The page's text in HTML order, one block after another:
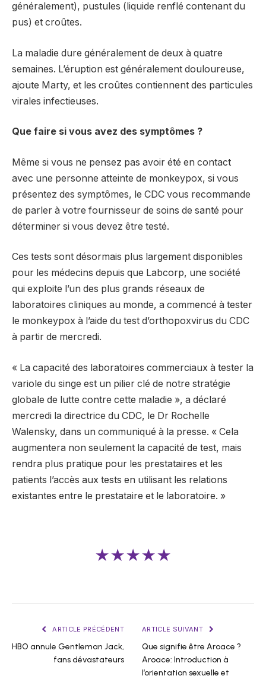
généralement), pustules (liquide renflé contenant du
pus) et croûtes.
La maladie dure généralement de deux à quatre
semaines. L’éruption est généralement douloureuse,
ajoute Marty, et les croûtes contiennent des particules
virales infectieuses.
Que faire si vous avez des symptômes ?
Même si vous ne pensez pas avoir été en contact
avec une personne atteinte de monkeypox, si vous
présentez des symptômes, le CDC vous recommande
de parler à votre fournisseur de soins de santé pour
déterminer si vous devez être testé.
Ces tests sont désormais plus largement disponibles
pour les médecins depuis que Labcorp, une société
qui exploite l’un des plus grands réseaux de
laboratoires cliniques au monde, a commencé à tester
le monkeypox à l’aide du test d’orthopoxvirus du CDC
à partir de mercredi.
« La capacité des laboratoires commerciaux à tester la
variole du singe est un pilier clé de notre stratégie
globale de lutte contre cette maladie », a déclaré
mercredi la directrice du CDC, le Dr Rochelle
Walensky, dans un communiqué à la presse. « Cela
augmentera non seulement la capacité de test, mais
rendra plus pratique pour les prestataires et les
patients l’accès aux tests en utilisant les relations
existantes entre le prestataire et le laboratoire. »
★★★★★
ARTICLE PRÉCÉDENT
HBO annule Gentleman Jack,
fans dévastateurs
ARTICLE SUIVANT
Que signifie être Aroace ?
Aroace: Introduction à
l’orientation sexuelle et